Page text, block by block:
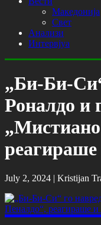
Македонија
Свет
Анализи
Интервјуа
„Би-Би-
Роналдо и
July 2, 2024 | Kristijan